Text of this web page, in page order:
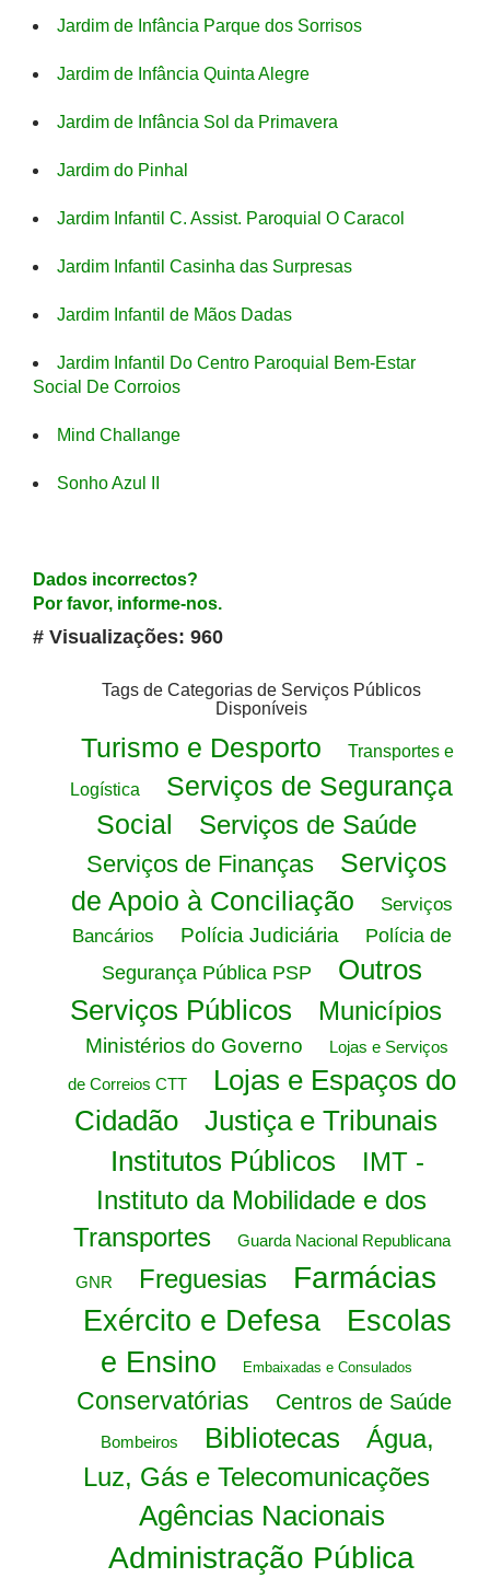
Jardim de Infância Parque dos Sorrisos
Jardim de Infância Quinta Alegre
Jardim de Infância Sol da Primavera
Jardim do Pinhal
Jardim Infantil C. Assist. Paroquial O Caracol
Jardim Infantil Casinha das Surpresas
Jardim Infantil de Mãos Dadas
Jardim Infantil Do Centro Paroquial Bem-Estar
Social De Corroios
Mind Challange
Sonho Azul II
Dados incorrectos?
Por favor, informe-nos.
# Visualizações: 960
Tags de Categorias de Serviços Públicos
Disponíveis
Turismo e Desporto Transportes e
Logística
Serviços de Segurança
Social
Serviços de Saúde
Serviços de Finanças
Serviços
de Apoio à Conciliação
Serviços
Bancários
Polícia Judiciária
Polícia de
Segurança Pública PSP
Outros
Serviços Públicos
Municípios
Ministérios do Governo
Lojas e Serviços
de Correios CTT
Lojas e Espaços do
Cidadão
Justiça e Tribunais
Institutos Públicos
IMT -
Instituto da Mobilidade e dos
Transportes
Guarda Nacional Republicana
GNR Freguesias Farmácias
Exército e Defesa
Escolas
e Ensino
Embaixadas e Consulados
Conservatórias Centros de Saúde
Bombeiros Bibliotecas
Água,
Luz, Gás e Telecomunicações
Agências Nacionais
Administração Pública